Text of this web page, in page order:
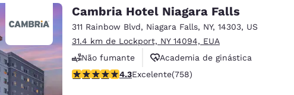
Cambria Hotel Niagara Falls
311 Rainbow Blvd, Niagara Falls, NY, 14303, US
31.4 km de Lockport, NY 14094, EUA
Não fumante
Academia de ginástica
Espaço de reuniões
classificação 4.26 estrelas. Excelente. 758 avaliações
4.3Excelente(758)